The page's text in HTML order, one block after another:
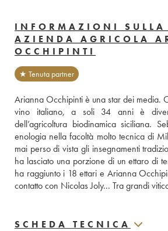
INFORMAZIONI SULLA
AZIENDA AGRICOLA
OCCHIPINTI
★ Tenuta partner
Arianna Occhipinti è una star dei media.
vino italiano, a soli 34 anni è
dell’agricoltura biodinamica siciliana.
enologia nella facoltà molto tecnica di
mai perso di vista gli insegnamenti
ha lasciato una porzione di un ettaro di
ha raggiunto i 18 ettari e Arianna
contatto con Nicolas Joly... Tra grandi
SCHEDA TECNICA